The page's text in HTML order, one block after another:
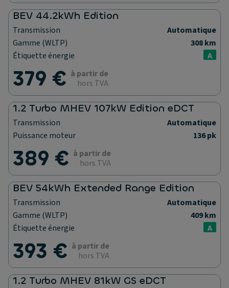
BEV 44.2kWh Edition
Transmission
Automatique
Gamme (WLTP)
308 km
Étiquette énergie
A
379 € à partir de
hors TVA
1.2 Turbo MHEV 107kW Edition eDCT
Transmission
Automatique
Puissance moteur
136 pk
389 € à partir de
hors TVA
BEV 54kWh Extended Range Edition
Transmission
Automatique
Gamme (WLTP)
409 km
Étiquette énergie
A
393 € à partir de
hors TVA
1.2 Turbo MHEV 81kW GS eDCT